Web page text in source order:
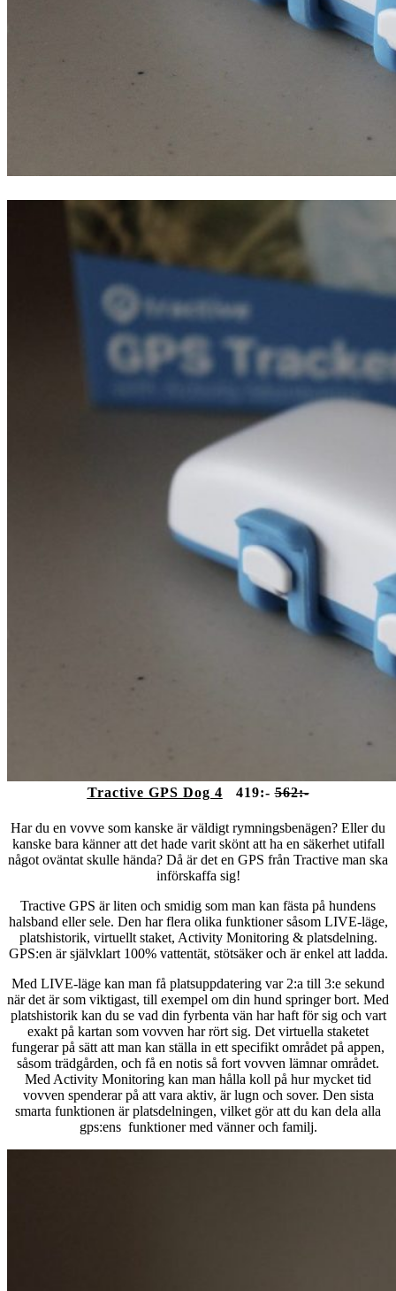
Tractive GPS Dog 4 419:-562:-
Har du en vovve som kanske är väldigt rymningsbenägen? Eller du
kanske bara känner att det hade varit skönt att ha en säkerhet utifall
något oväntat skulle hända? Då är det en GPS från Tractive man ska
införskaffa sig!
Tractive GPS är liten och smidig som man kan fästa på hundens
halsband eller sele. Den har flera olika funktioner såsom LIVE-läge,
platshistorik, virtuellt staket, Activity Monitoring & platsdelning.
GPS:en är självklart 100% vattentät, stötsäker och är enkel att ladda.
Med LIVE-läge kan man få platsuppdatering var 2:a till 3:e sekund
när det är som viktigast, till exempel om din hund springer bort. Med
platshistorik kan du se vad din fyrbenta vän har haft för sig och vart
exakt på kartan som vovven har rört sig. Det virtuella staketet
fungerar på sätt att man kan ställa in ett specifikt området på appen,
såsom trädgården, och få en notis så fort vovven lämnar området.
Med Activity Monitoring kan man hålla koll på hur mycket tid
vovven spenderar på att vara aktiv, är lugn och sover. Den sista
smarta funktionen är platsdelningen, vilket gör att du kan dela alla
gps:ens funktioner med vänner och familj.